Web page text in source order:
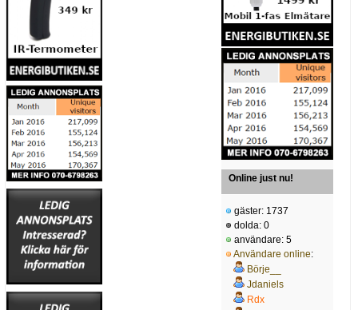
Online just nu!
gäster: 1737
dolda: 0
användare: 5
Användare online:
Börje__
Jdaniels
Rdx